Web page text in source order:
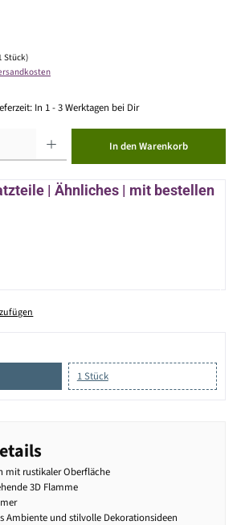
Stück)
In 1 - 3 Werktagen bei Dir
In den Warenkorb
| Ähnliches | mit bestellen
1 Stück
mit rustikaler Oberfläche
3D Flamme
Ambiente und stilvolle Dekorationsideen